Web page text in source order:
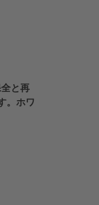
と再
。ホワ